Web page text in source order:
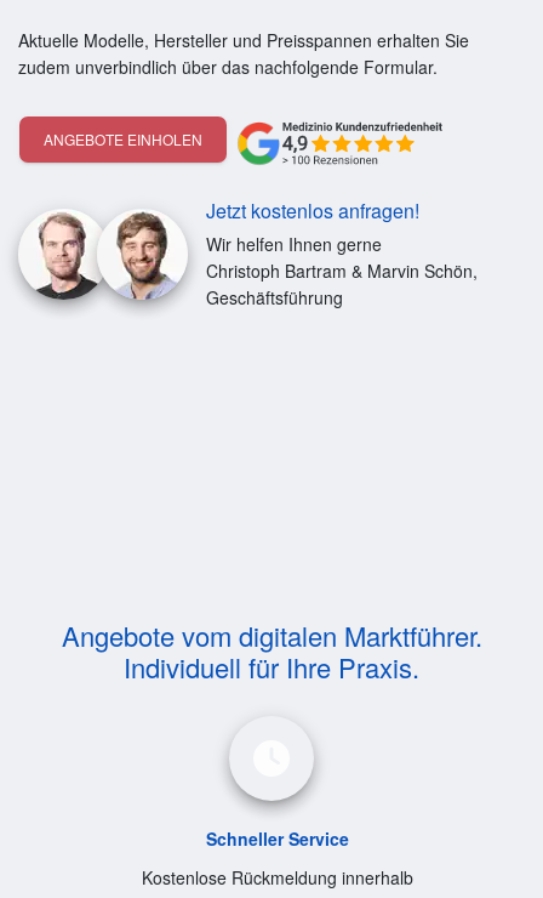
Aktuelle Modelle, Hersteller und Preisspannen erhalten Sie
zudem unverbindlich über das nachfolgende Formular.
ANGEBOTE EINHOLEN
Jetzt kostenlos anfragen!
Wir helfen Ihnen gerne
Christoph Bartram & Marvin Schön,
Geschäftsführung
Angebote vom digitalen Marktführer.
Individuell für Ihre Praxis.
Schneller Service
Kostenlose Rückmeldung innerhalb